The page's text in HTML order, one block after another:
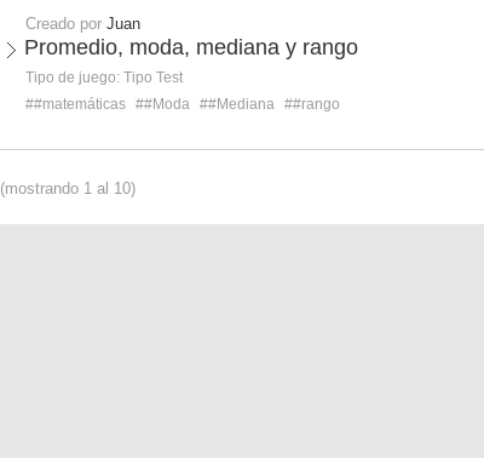
Creado por Juan
Promedio, moda, mediana y rango
Tipo de juego: Tipo Test
##matemáticas ##Moda ##Mediana ##rango
(mostrando 1 al 10)